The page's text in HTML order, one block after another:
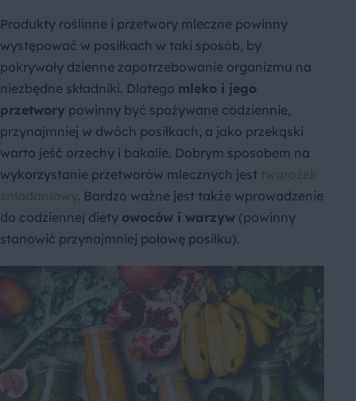
Produkty roślinne i przetwory mleczne powinny
występować w posiłkach w taki sposób, by
pokrywały dzienne zapotrzebowanie organizmu na
niezbędne składniki. Dlatego mleko i jego
przetwory powinny być spożywane codziennie,
przynajmniej w dwóch posiłkach, a jako przekąski
warto jeść orzechy i bakalie. Dobrym sposobem na
wykorzystanie przetworów mlecznych jest twarożek
śniadaniowy. Bardzo ważne jest także wprowadzenie
do codziennej diety owoców i warzyw (powinny
stanowić przynajmniej połowę posiłku).